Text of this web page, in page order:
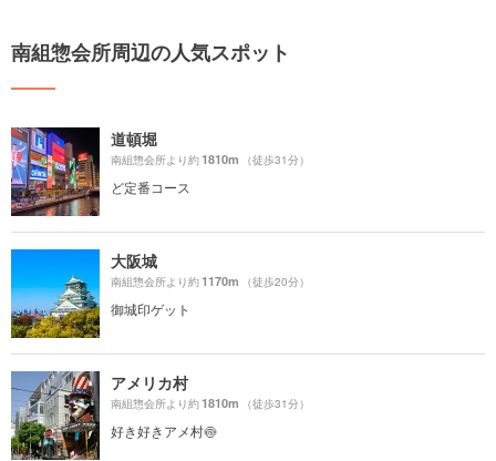
南組惣会所周辺の人気スポット
道頓堀
南組惣会所より約1810m （徒歩31分）
ど定番コース
大阪城
南組惣会所より約1170m （徒歩20分）
御城印ゲット
アメリカ村
南組惣会所より約1810m （徒歩31分）
好き好きアメ村🍥